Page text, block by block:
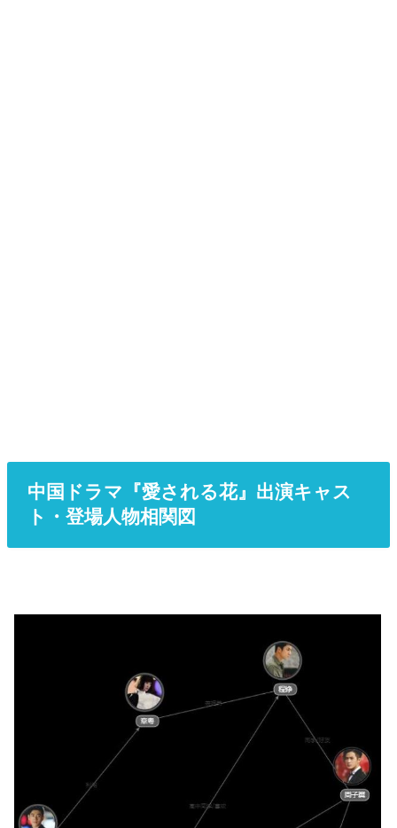
中国ドラマ『愛される花』出演キャス
ト・登場人物相関図